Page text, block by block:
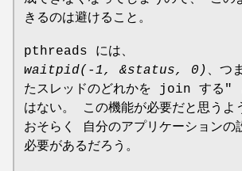
きるのは避けること。
pthreads には、
waitpid(-1, &status, 0) 、つ
たスレッドのどれかを join する"
はない。 この機能が必要だと思うよ
おそらく 自分のアプリケーションの
必要があるだろう。